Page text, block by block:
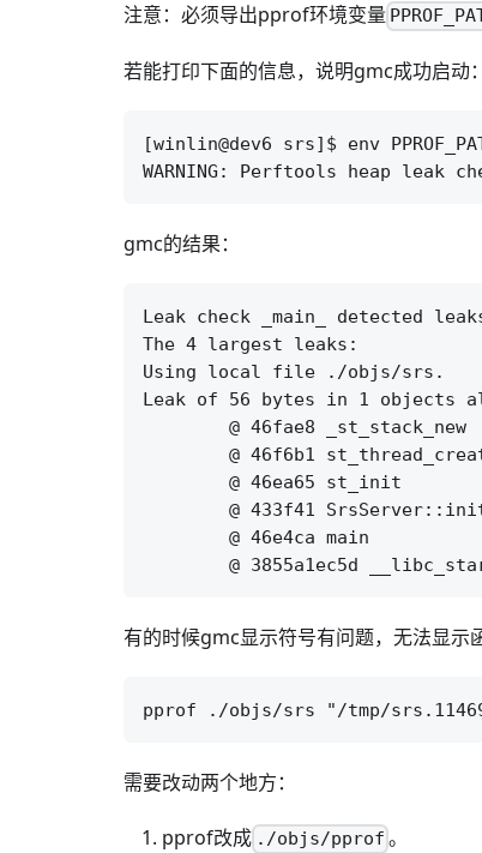
注意：必须导出pprof环境变量
若能打印下面的信息，说明gmc成功启动：
[winlin@dev6 srs]$ env
gmc的结果：
Leak check _main_ detected
The 4 largest leaks:
Using local file ./objs/srs.
Leak of 56 bytes in 1 objects
有的时候gmc显示符号有问题，无法显示
需要改动两个地方：
pprof改成 ./objs/pprof 。